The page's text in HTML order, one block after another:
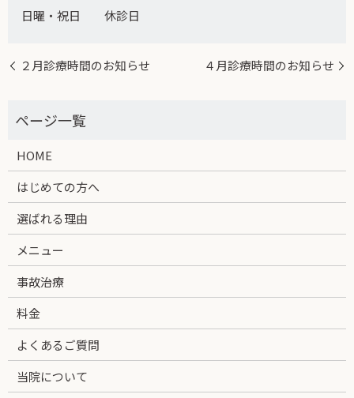
日曜・祝日 休診日
２月診療時間のお知らせ ４月診療時間のお知らせ
HOME
はじめての方へ
選ばれる理由
メニュー
事故治療
料金
よくあるご質問
当院について